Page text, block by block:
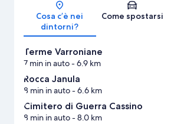
Cosa c’è nei
dintorni?
Come spostarsi
Terme Varroniane
7 min in auto- 6.9 km
Rocca Janula
8 min in auto- 6.6 km
Cimitero di Guerra Cassino
8 min in auto- 8.0 km